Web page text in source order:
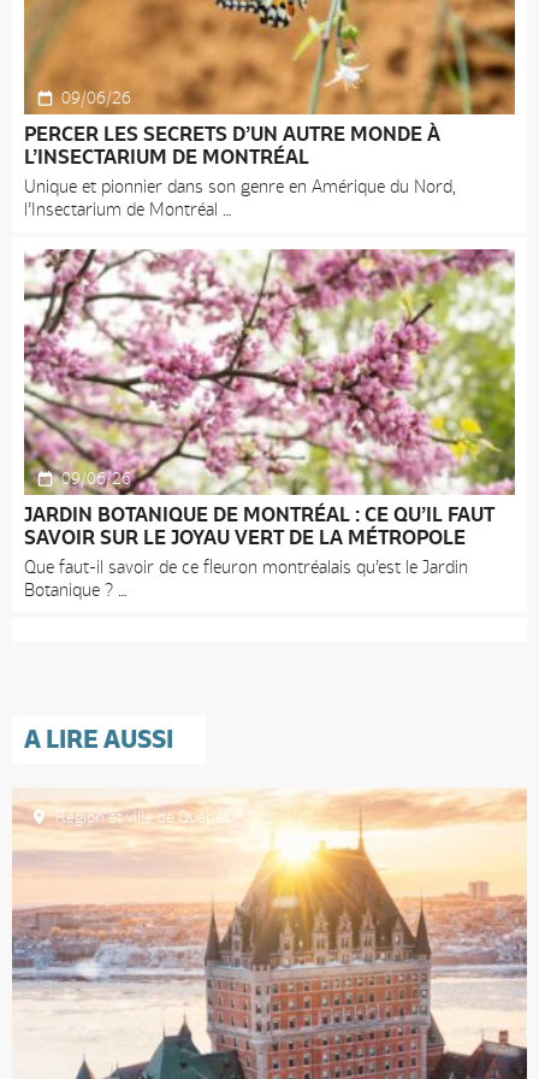
Accueil
09/06/26
PERCER LES SECRETS D’UN AUTRE MONDE À
L’INSECTARIUM DE MONTRÉAL
Unique et pionnier dans son genre en Amérique du Nord,
l’Insectarium de Montréal
09/06/26
JARDIN BOTANIQUE DE MONTRÉAL : CE QU’IL FAUT
SAVOIR SUR LE JOYAU VERT DE LA MÉTROPOLE
Que faut-il savoir de ce fleuron montréalais qu’est le Jardin
Botanique ?
A LIRE AUSSI
Région et ville de Québec